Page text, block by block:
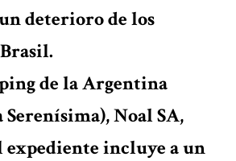
deterioro de los
de la Argentina
Noal SA,
expediente incluye a un